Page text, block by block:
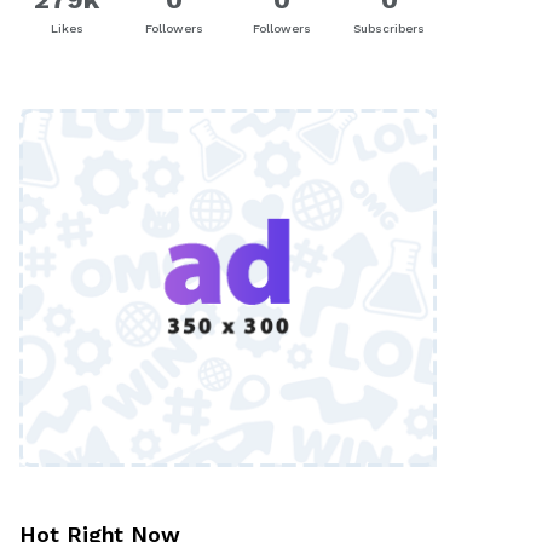
Likes Followers Followers Subscribers
Hot Right Now